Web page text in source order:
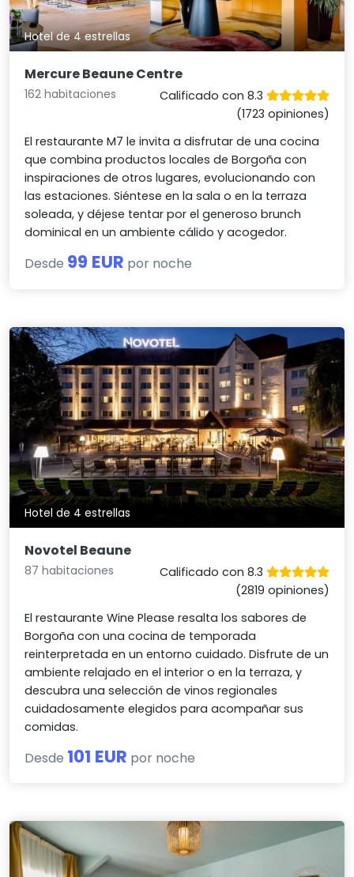
Hotel de 4 estrellas
Mercure Beaune Centre
162 habitaciones
Calificado con 8.3
(1723 opiniones)
El restaurante M7 le invita a disfrutar de una cocina
que combina productos locales de Borgoña con
inspiraciones de otros lugares, evolucionando con
las estaciones. Siéntese en la sala o en la terraza
soleada, y déjese tentar por el generoso brunch
dominical en un ambiente cálido y acogedor.
Desde 99 EUR por noche
Hotel de 4 estrellas
Novotel Beaune
87 habitaciones
Calificado con 8.3
(2819 opiniones)
El restaurante Wine Please resalta los sabores de
Borgoña con una cocina de temporada
reinterpretada en un entorno cuidado. Disfrute de un
ambiente relajado en el interior o en la terraza, y
descubra una selección de vinos regionales
cuidadosamente elegidos para acompañar sus
comidas.
Desde 101 EUR por noche